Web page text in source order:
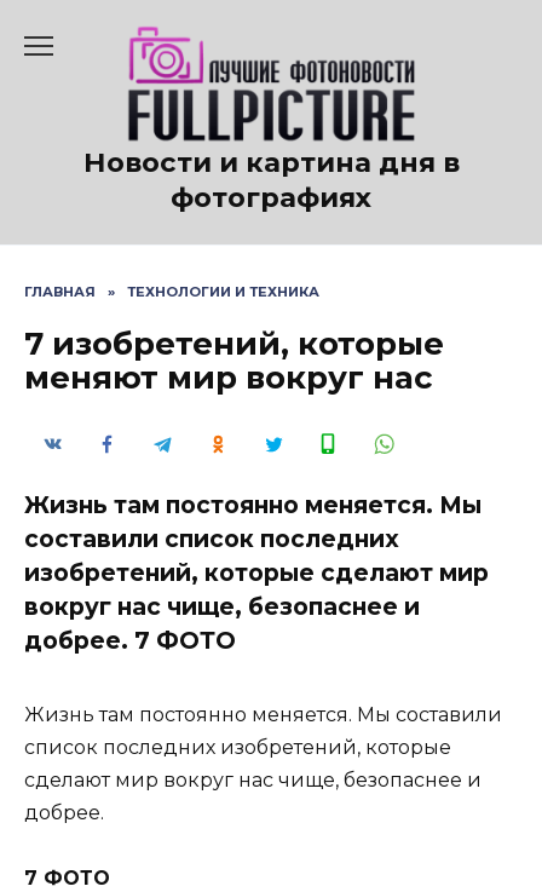
содержанию
Новости и картина дня в
фотографиях
ГЛАВНАЯ » ТЕХНОЛОГИИ И ТЕХНИКА
7 изобретений, которые
меняют мир вокруг нас
Жизнь там постоянно меняется. Мы
составили список последних
изобретений, которые сделают мир
вокруг нас чище, безопаснее и
добрее. 7 ФОТО
Жизнь там постоянно меняется. Мы составили
список последних изобретений, которые
сделают мир вокруг нас чище, безопаснее и
добрее.
7 ФОТО